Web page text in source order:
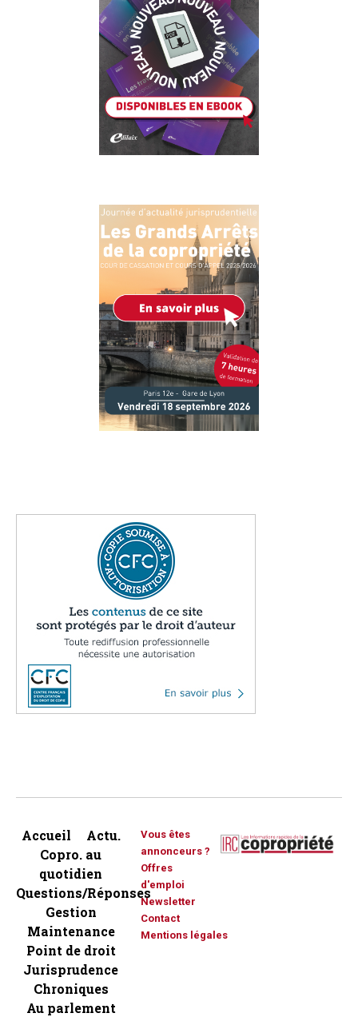
Accueil
Actu.
Copro. au
quotidien
Questions/Réponses
Gestion
Maintenance
Point de droit
Jurisprudence
Chroniques
Au parlement
Vous êtes
annonceurs ?
Offres
d'emploi
Newsletter
Contact
Mentions légales